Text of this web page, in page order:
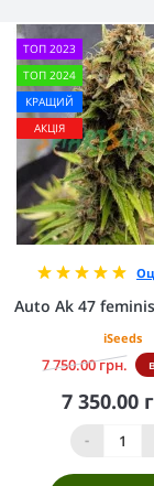
ТОП 2023
ТОП 2024
КРАЩИЙ
АКЦІЯ
Auto Ak 47
iSeeds
7 750.00 грн.
7 350.00
-